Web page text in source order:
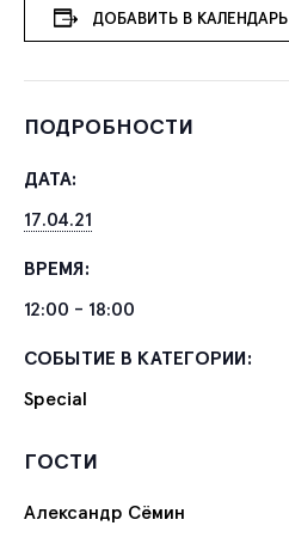
ДОБАВИТЬ В КАЛЕНДАРЬ
ПОДРОБНОСТИ
ДАТА:
17.04.21
ВРЕМЯ:
12:00 - 18:00
СОБЫТИЕ В КАТЕГОРИИ:
Special
ГОСТИ
Александр Сёмин